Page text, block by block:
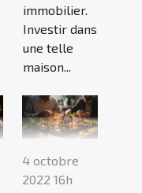
immobilier.
Investir dans
une telle
maison...
4 octobre
2022 16h